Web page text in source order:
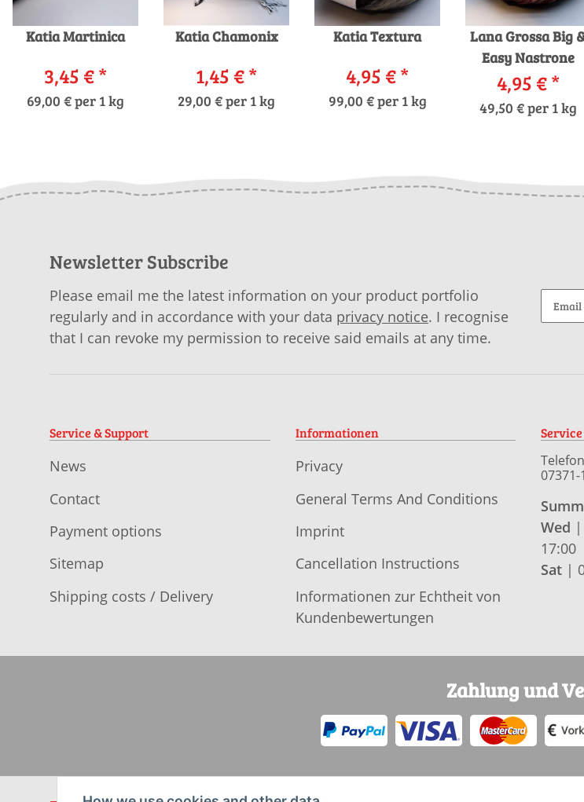
Katia Martinica
3,45 €*
69,00 € per 1 kg
Katia Chamonix
1,45 €*
29,00 € per 1 kg
Katia Textura
4,95 €*
99,00 € per 1 kg
Lana Grossa Big
Easy Nastrone
4,95 €*
49,50 € per 1 kg
Newsletter Subscribe
Please email me the latest information on your product portfolio
regularly and in accordance with your data privacy notice. I recognise
that I can revoke my permission to receive said emails at any time.
Service & Support
News
Contact
Payment options
Sitemap
Shipping costs / Delivery
Informationen
Privacy
General Terms And Conditions
Imprint
Cancellation Instructions
Informationen zur Echtheit von
Kundenbewertungen
Service
Telefon
07371-
Wed
17:00
Sat |
Zahlung und